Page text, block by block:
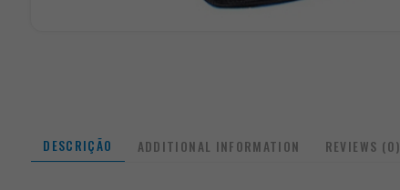
DESCRIÇÃO ADDITIONAL INFORMATION REVIEWS (0)